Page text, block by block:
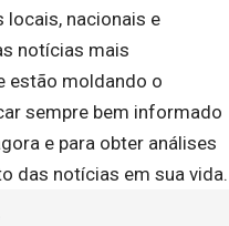
nacionais e
notícias mais
estão moldando o
sempre bem informado
e para obter análises
das notícias em sua vida.